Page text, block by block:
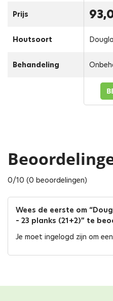
Prijs
Houtsoort
Behandeling
0/10 (0 beoordelingen)
Wees de eerste om
– 23 planks (21+2)” te
Je moet ingelogd zijn om